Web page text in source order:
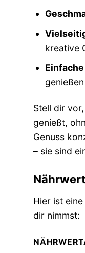
kreative
Stell dir
genießt,
Genuss
– sie sind
Hier ist
dir nimmst: